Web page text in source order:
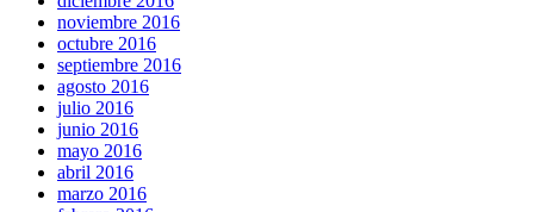
noviembre 2016
octubre 2016
septiembre 2016
agosto 2016
julio 2016
junio 2016
mayo 2016
abril 2016
marzo 2016